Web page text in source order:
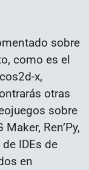
sobre
como es el
x,
otras
sobre
Ren’Py,
IDEs de
en